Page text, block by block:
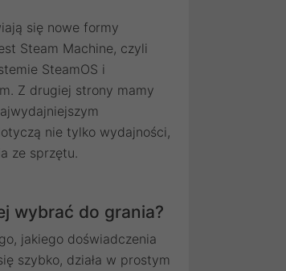
się nowe formy
Steam Machine, czyli
SteamOS i
Z drugiej strony mamy
nie tylko wydajności,
ze sprzętu.
wybrać do grania?
jakiego doświadczenia
szybko, działa w prostym